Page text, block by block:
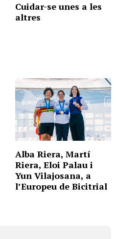
Cuidar-se unes a les
altres
Alba Riera, Martí
Riera, Eloi Palau i
Yun Vilajosana, a
l’Europeu de Bicitrial